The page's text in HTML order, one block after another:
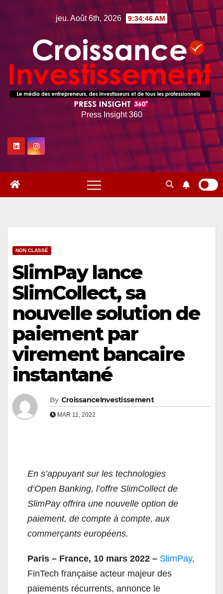
jeu. Août 6th, 2026 9:34:47 AM
Press Insight 360
NON CLASSÉ
SlimPay lance
SlimCollect, sa
nouvelle solution de
paiement par
virement bancaire
instantané
By CroissanceInvestissement
MAR 11, 2022
En s’appuyant sur les technologies
d‘Open Banking, l’offre SlimCollect de
SlimPay offrira une nouvelle option de
paiement, de compte à compte, aux
commerçants européens.
Paris – France, 10 mars 2022 – SlimPay,
FinTech française acteur majeur des
paiements récurrents, annonce le